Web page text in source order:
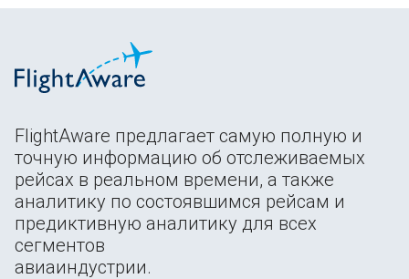
FlightAware предлагает самую полную и
точную информацию об отслеживаемых
рейсах в реальном времени, а также
аналитику по состоявшимся рейсам и
предиктивную аналитику для всех
сегментов
авиаиндустрии.